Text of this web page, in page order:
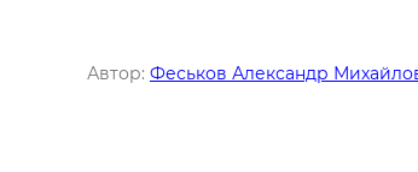
Автор: Феськов Александр